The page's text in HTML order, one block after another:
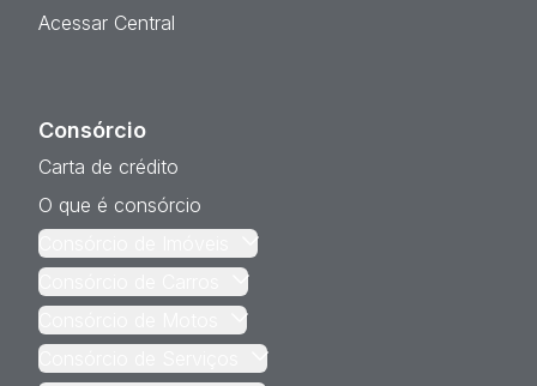
Acessar Central
Consórcio
Carta de crédito
O que é consórcio
Consórcio de Imóveis
Consórcio de Carros
Consórcio de Motos
Consórcio de Serviços